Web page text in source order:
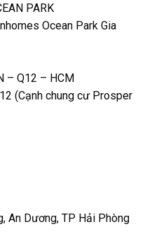
PARK
Ocean Park Gia
– Q12 – HCM
(Cạnh chung cư Prosper
An Dương, TP Hải Phòng